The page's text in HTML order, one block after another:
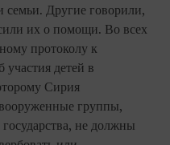
семьи. Другие говорили,
их о помощи. Во всех
протоколу к
детей в
Сирия
группы,
не должны